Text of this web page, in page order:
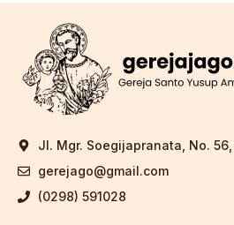
Jl. Mgr. Soegijapranata, No.
gerejago@gmail.com
(0298) 591028